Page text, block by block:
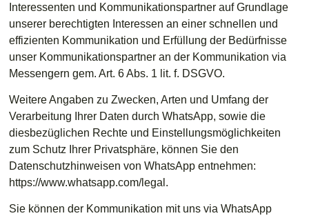
Interessenten und Kommunikationspartner auf Grundlage
unserer berechtigten Interessen an einer schnellen und
effizienten Kommunikation und Erfüllung der Bedürfnisse
unser Kommunikationspartner an der Kommunikation via
Messengern gem. Art. 6 Abs. 1 lit. f. DSGVO.
Weitere Angaben zu Zwecken, Arten und Umfang der
Verarbeitung Ihrer Daten durch WhatsApp, sowie die
diesbezüglichen Rechte und Einstellungsmöglichkeiten
zum Schutz Ihrer Privatsphäre, können Sie den
Datenschutzhinweisen von WhatsApp entnehmen:
https://www.whatsapp.com/legal.
Sie können der Kommunikation mit uns via WhatsApp